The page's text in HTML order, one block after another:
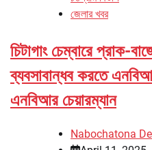
জেলার খবর
চিটাগাং চেম্বারে প্রাক-
ব্যবসাবান্ধব করতে
এনবিআর চেয়ারম্যান
Nabochatona